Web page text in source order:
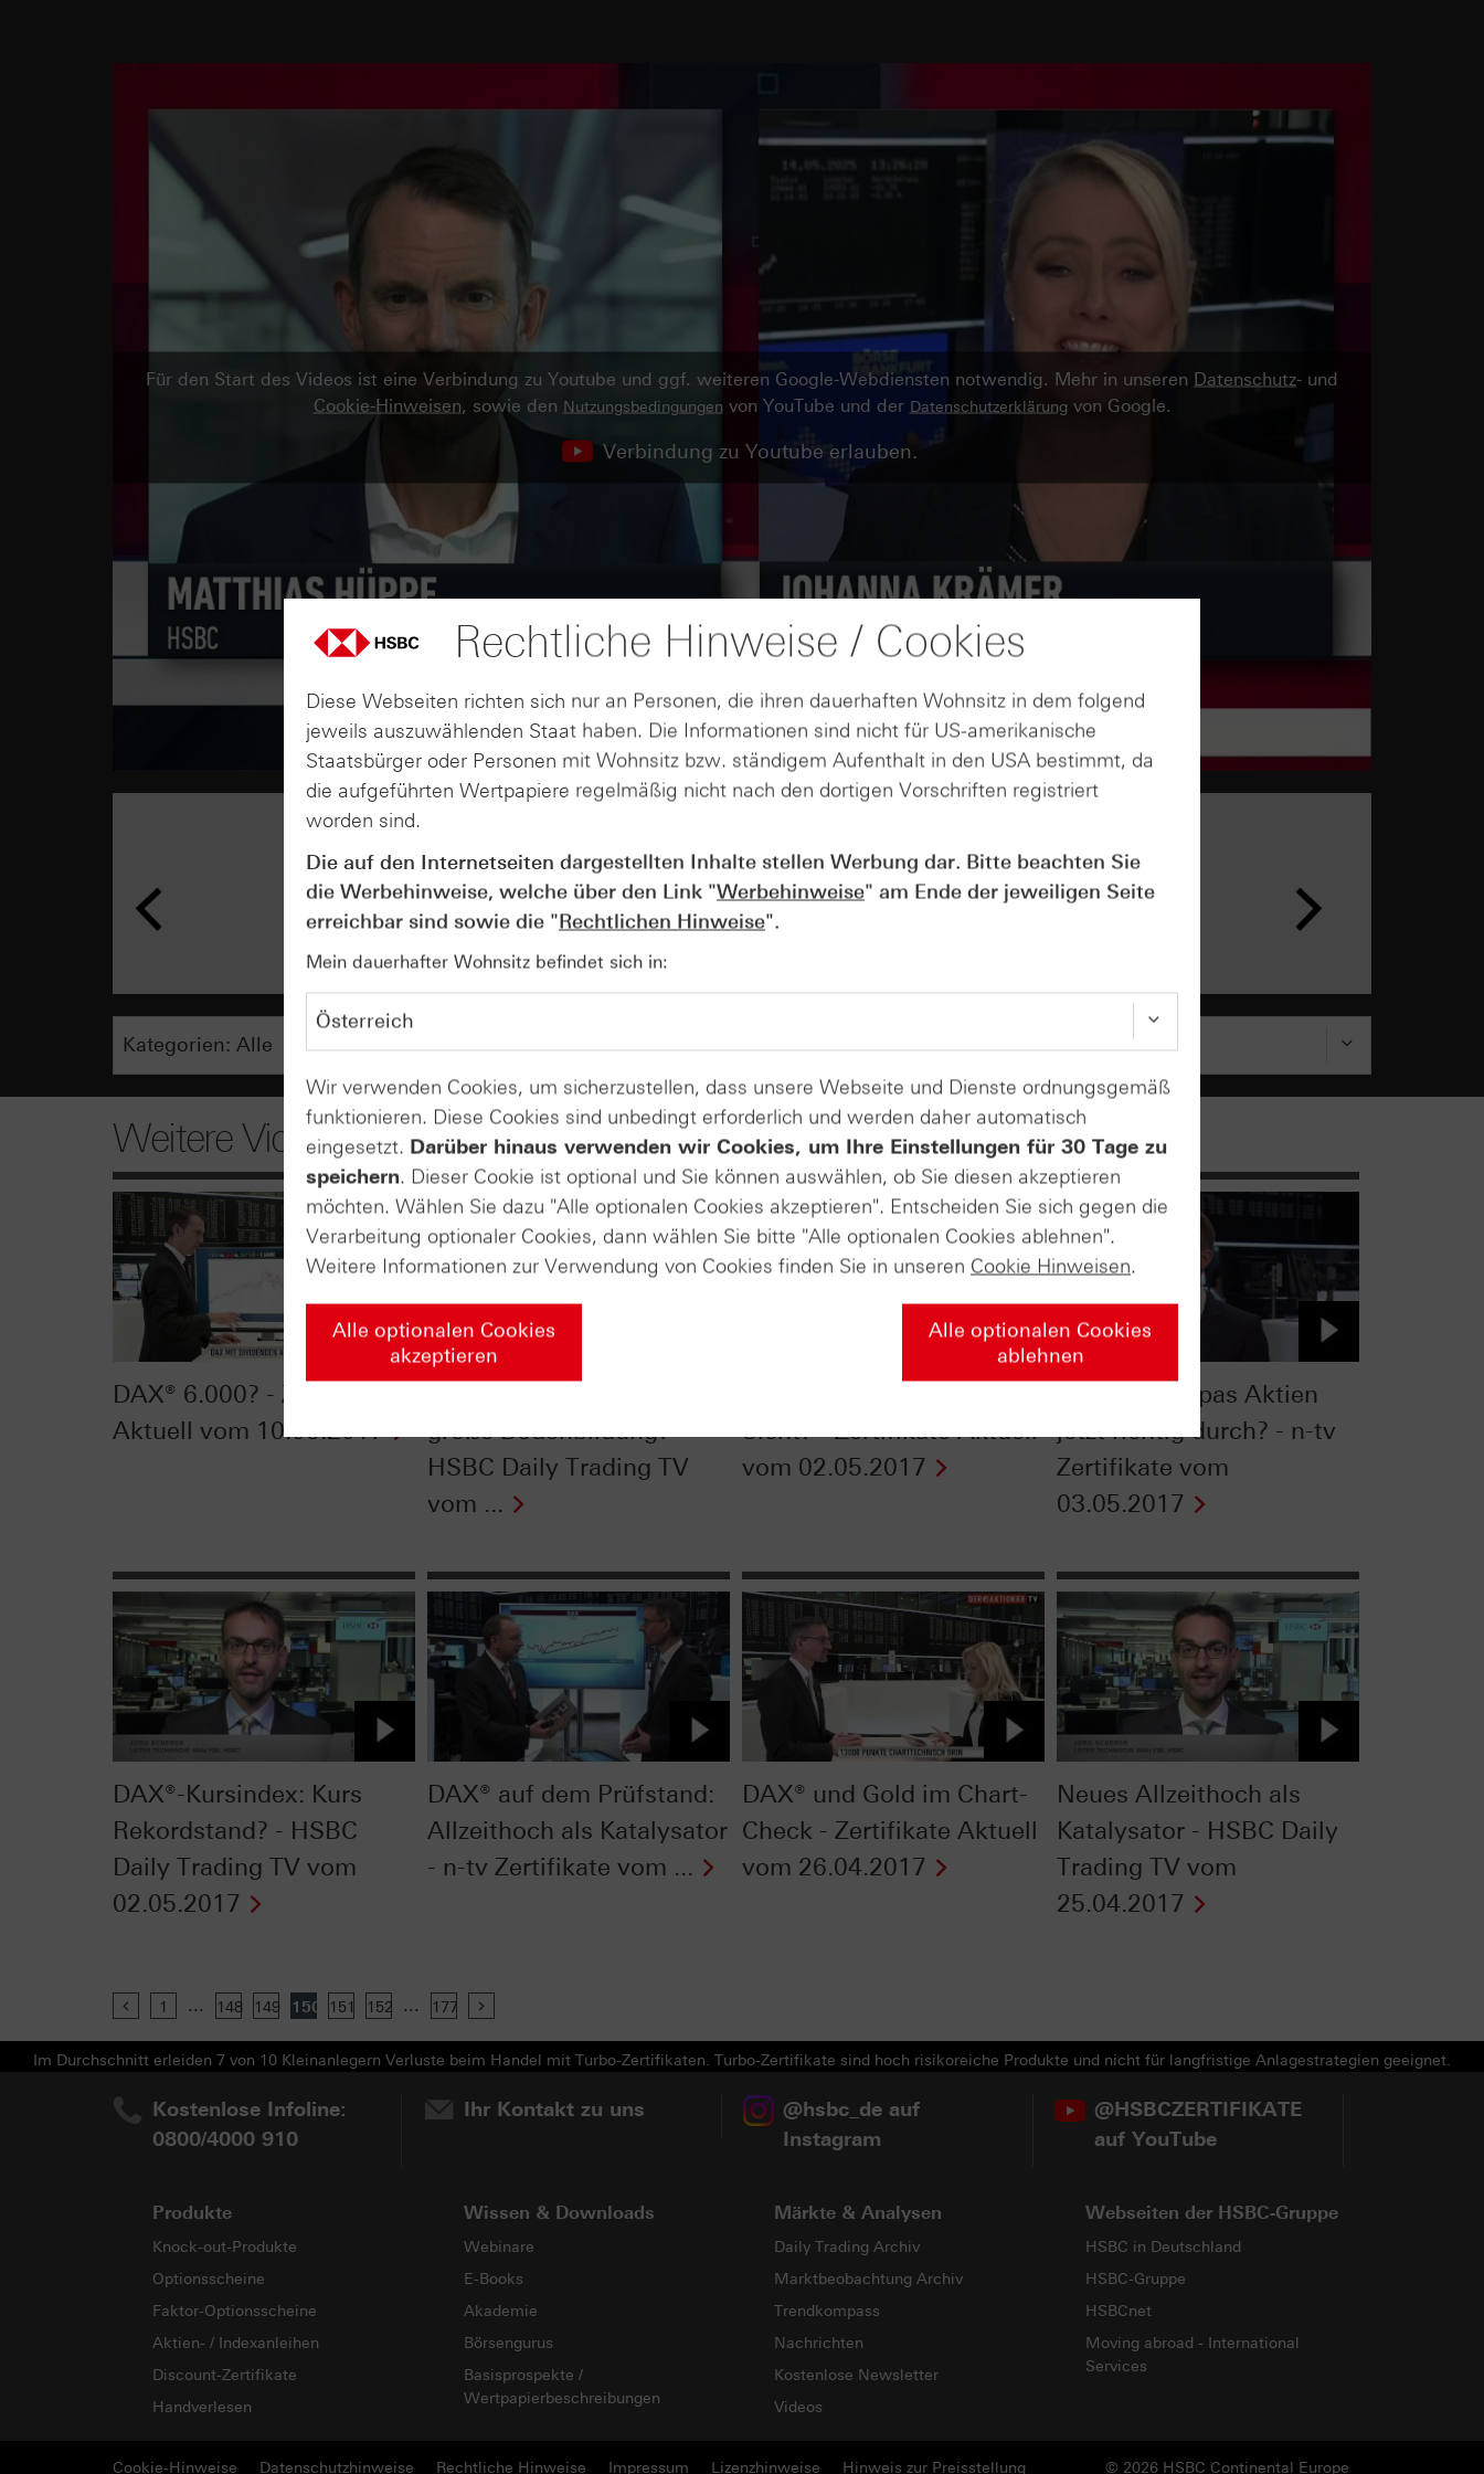
Für den Start des Videos ist eine Verbindung zu Youtube und ggf. weiteren Google-Webdiensten notwendig. Mehr in unseren Datenschutz- und
Cookie-Hinweisen, sowie den Nutzungsbedingungen von YouTube und der Datenschutzerklärung von Google.
Verbindung zu Youtube erlauben.
AUGUST
07
Wie lange bleibt der DAX® in
Rekordlaune? - ntv Zertifikate
07.08.26
Weitere Videos
DAX® 6.000? - Zertifikate
Aktuell vom 10.05.2017
große Bodenbildung? -
HSBC Daily Trading TV
vom ...
Sicht? - Zertifikate Aktuell
vom 02.05.2017
Starten Europas Aktien
jetzt richtig durch? - n-tv
Zertifikate vom
03.05.2017
DAX®-Kursindex: Kurs
Rekordstand? - HSBC
Daily Trading TV vom
02.05.2017
DAX® auf dem Prüfstand:
Allzeithoch als Katalysator
- n-tv Zertifikate vom ...
DAX® und Gold im Chart-
Check - Zertifikate Aktuell
vom 26.04.2017
Neues Allzeithoch als
Katalysator - HSBC Daily
Trading TV vom
25.04.2017
Previous
1 ... 148 149 150 151 152 ... 177
Im Durchschnitt erleiden 7 von 10 Kleinanlegern Verluste beim Handel mit Turbo-Zertifikaten. Turbo-Zertifikate sind hoch risikoreiche Produkte und nicht für langfristige Anlagestrategien geeignet.
Kostenlose Infoline:
0800/4000 910
Ihr Kontakt zu uns
@hsbc_de auf
Instagram
@HSBCZERTIFIKATE
auf YouTube
Produkte
Knock-out-Produkte
Optionsscheine
Faktor-Optionsscheine
Aktien- / Indexanleihen
Discount-Zertifikate
Handverlesen
Wissen & Downloads
Webinare
E-Books
Akademie
Börsengurus
Basisprospekte /
Wertpapierbeschreibungen
Märkte & Analysen
Daily Trading Archiv
Marktbeobachtung Archiv
Trendkompass
Nachrichten
Kostenlose Newsletter
Videos
Webseiten der HSBC-Gruppe
HSBC in Deutschland
HSBC-Gruppe
HSBCnet
Moving abroad - International
Services
Cookie-Hinweise Datenschutzhinweise Rechtliche Hinweise Impressum Lizenzhinweise © 2026 HSBC Continental Europe
Hinweis zur Preisstellung
Rechtliche Hinweise / Cookies
Diese Webseiten richten sich nur an Personen, die ihren dauerhaften Wohnsitz in dem folgend
jeweils auszuwählenden Staat haben. Die Informationen sind nicht für US-amerikanische
Staatsbürger oder Personen mit Wohnsitz bzw. ständigem Aufenthalt in den USA bestimmt, da
die aufgeführten Wertpapiere regelmäßig nicht nach den dortigen Vorschriften registriert
worden sind.
Die auf den Internetseiten dargestellten Inhalte stellen Werbung dar. Bitte beachten Sie
die Werbehinweise, welche über den Link "Werbehinweise" am Ende der jeweiligen Seite
erreichbar sind sowie die "Rechtlichen Hinweise".
Mein dauerhafter Wohnsitz befindet sich in:
Wir verwenden Cookies, um sicherzustellen, dass unsere Webseite und Dienste ordnungsgemäß
funktionieren. Diese Cookies sind unbedingt erforderlich und werden daher automatisch
eingesetzt. Darüber hinaus verwenden wir Cookies, um Ihre Einstellungen für 30 Tage zu
speichern. Dieser Cookie ist optional und Sie können auswählen, ob Sie diesen akzeptieren
möchten. Wählen Sie dazu "Alle optionalen Cookies akzeptieren". Entscheiden Sie sich gegen die
Verarbeitung optionaler Cookies, dann wählen Sie bitte "Alle optionalen Cookies ablehnen".
Weitere Informationen zur Verwendung von Cookies finden Sie in unseren Cookie Hinweisen.
Alle optionalen Cookies
akzeptieren
Alle optionalen Cookies
ablehnen